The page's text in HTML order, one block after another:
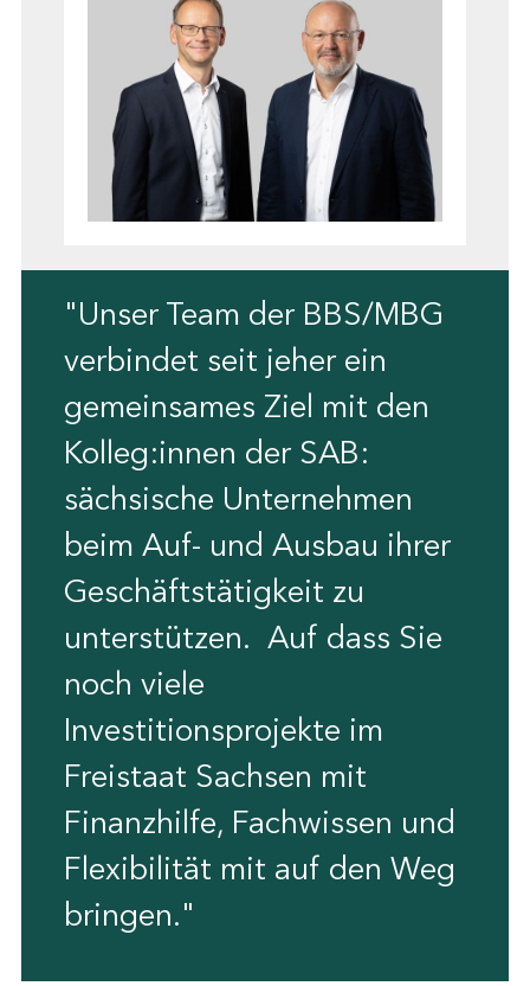
"Unser Team der BBS/MBG
verbindet seit jeher ein
gemeinsames Ziel mit den
Kolleg:innen der SAB:
sächsische Unternehmen
beim Auf- und Ausbau ihrer
Geschäftstätigkeit zu
unterstützen. Auf dass Sie
noch viele
Investitionsprojekte im
Freistaat Sachsen mit
Finanzhilfe, Fachwissen und
Flexibilität mit auf den Weg
bringen."